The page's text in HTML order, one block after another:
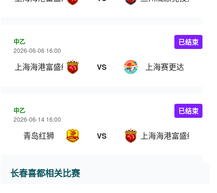
中乙
2026-06-06 16:00
上海海港富盛经开 VS 上海赛更达
已结束
中乙
2026-06-14 16:00
青岛红狮 VS 上海海港富盛经开
已结束
长春喜都相关比赛